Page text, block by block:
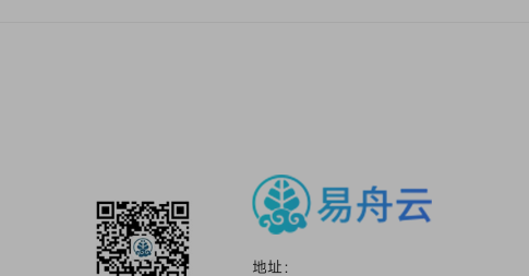
地址：